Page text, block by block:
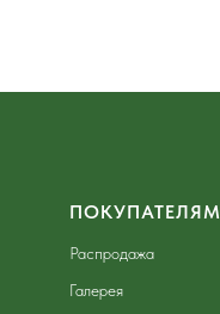
ПОКУПАТЕЛЯМ
Распродажа
Галерея